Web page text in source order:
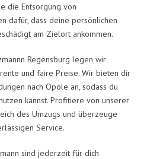
die Entsorgung von
dafür, dass deine persönlichen
am Zielort ankommen.
Regensburg legen wir
und faire Preise. Wir bieten dir
nach Opole an, sodass du
kannst. Profitiere von unserer
des Umzugs und überzeuge
Service.
sind jederzeit für dich